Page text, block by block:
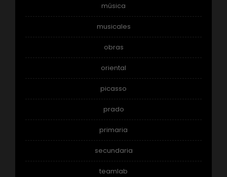
música
musicales
obras
oriental
picasso
prado
primaria
secundaria
teamlab